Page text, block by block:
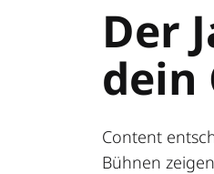
Der
dein
Content
Bühnen